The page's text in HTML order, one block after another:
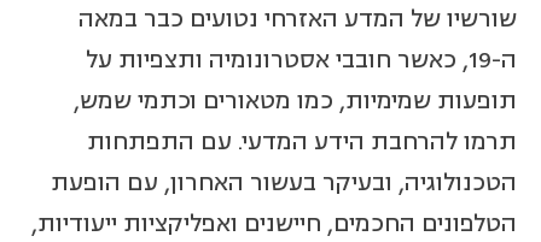
שורשיו של המדע האזרחי נטועים כבר במאה
ה-19, כאשר חובבי אסטרונומיה ותצפיות על
תופעות שמימיות, כמו מטאורים וכתמי שמש,
תרמו להרחבת הידע המדעי. עם התפתחות
הטכנולוגיה, ובעיקר בעשור האחרון, עם הופעת
הטלפונים החכמים, חיישנים ואפליקציות ייעודיות,